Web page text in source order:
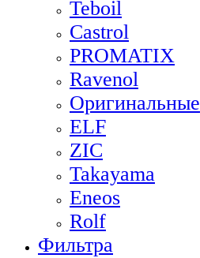
Teboil
Castrol
PROMATIX
Ravenol
Оригинальные
ELF
ZIC
Takayama
Eneos
Rolf
Фильтра